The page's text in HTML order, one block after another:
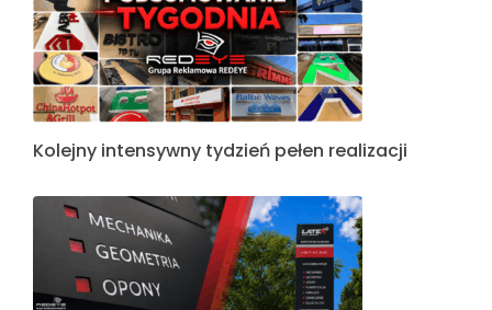
Kolejny intensywny tydzień pełen realizacji